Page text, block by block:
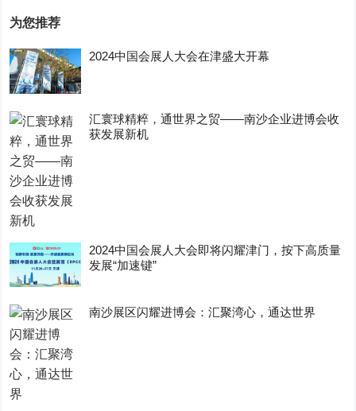
为您推荐
2024中国会展人大会在津盛大开幕
汇寰球精粹，通世界之贸——南沙企业进博会收
获发展新机
2024中国会展人大会即将闪耀津门，按下高质量
发展“加速键”
南沙展区闪耀进博会：汇聚湾心，通达世界